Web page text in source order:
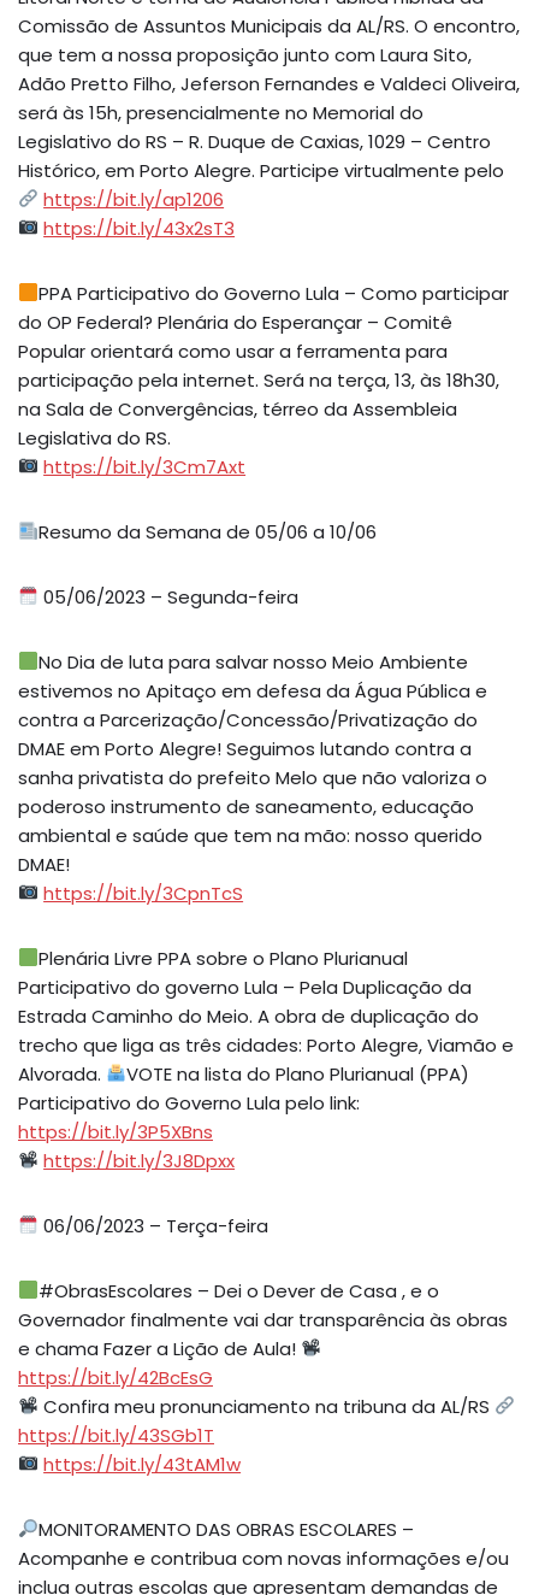
Comissão de Assuntos Municipais da AL/RS. O encontro,
que tem a nossa proposição junto com Laura Sito,
Adão Pretto Filho, Jeferson Fernandes e Valdeci Oliveira,
será às 15h, presencialmente no Memorial do
Legislativo do RS – R. Duque de Caxias, 1029 – Centro
Histórico, em Porto Alegre. Participe virtualmente pelo
https://bit.ly/ap1206
https://bit.ly/43x2sT3
PPA Participativo do Governo Lula – Como participar
do OP Federal? Plenária do Esperançar – Comitê
Popular orientará como usar a ferramenta para
participação pela internet. Será na terça, 13, às 18h30,
na Sala de Convergências, térreo da Assembleia
Legislativa do RS.
https://bit.ly/3Cm7Axt
Resumo da Semana de 05/06 a 10/06
05/06/2023 – Segunda-feira
No Dia de luta para salvar nosso Meio Ambiente
estivemos no Apitaço em defesa da Água Pública e
contra a Parcerização/Concessão/Privatização do
DMAE em Porto Alegre! Seguimos lutando contra a
sanha privatista do prefeito Melo que não valoriza o
poderoso instrumento de saneamento, educação
ambiental e saúde que tem na mão: nosso querido
DMAE!
https://bit.ly/3CpnTcS
Plenária Livre PPA sobre o Plano Plurianual
Participativo do governo Lula – Pela Duplicação da
Estrada Caminho do Meio. A obra de duplicação do
trecho que liga as três cidades: Porto Alegre, Viamão e
Alvorada.
VOTE na lista do Plano Plurianual (PPA)
Participativo do Governo Lula pelo link:
https://bit.ly/3P5XBns
https://bit.ly/3J8Dpxx
06/06/2023 – Terça-feira
#ObrasEscolares – Dei o Dever de Casa , e o
Governador finalmente vai dar transparência às obras
e chama Fazer a Lição de Aula!
https://bit.ly/42BcEsG
Confira meu pronunciamento na tribuna da AL/RS
https://bit.ly/43SGb1T
https://bit.ly/43tAM1w
MONITORAMENTO DAS OBRAS ESCOLARES –
Acompanhe e contribua com novas informações e/ou
inclua outras escolas que apresentam demandas de